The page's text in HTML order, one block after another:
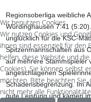
Regionsoberliga weibliche
Würdinghausen 7:41 (5:20).
unglücklich für die KSC-
Spitzenmannschaften aus
auf mehrere Stammspieler
angeschlagenen
Schadensbegrenzung. Im
gute Leistung und kamen
Wir benutzen Cookies
Wir nutzen Cookies und
ihnen sind essenziell für den
helfen, diese Website und
Cookies). Sie können selbst
möchten. Bitte beachten Sie,
nicht mehr alle